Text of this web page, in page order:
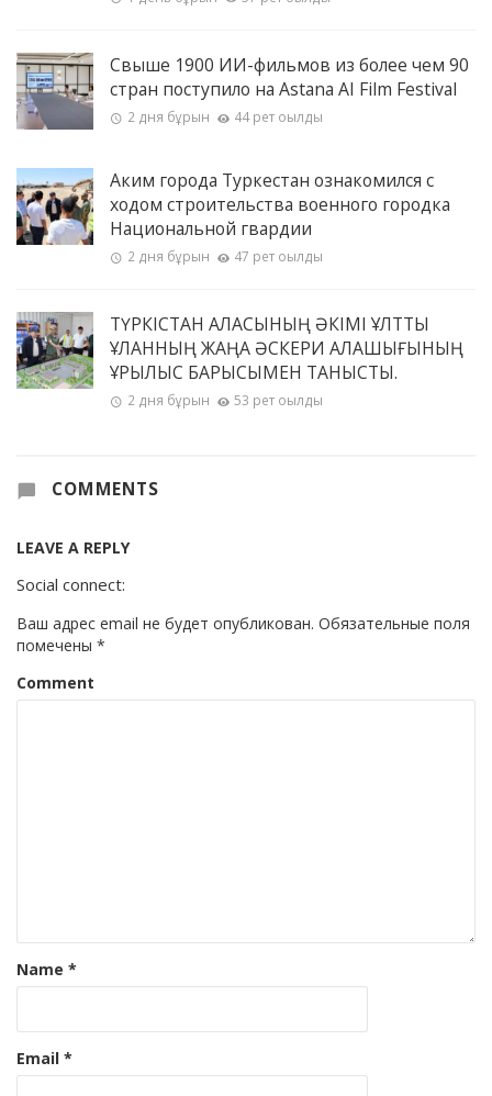
Свыше 1900 ИИ-фильмов из более чем 90
стран поступило на Astana AI Film Festival
2 дня бұрын 44 рет оқылды
Аким города Туркестан ознакомился с
ходом строительства военного городка
Национальной гвардии
2 дня бұрын 47 рет оқылды
ТҮРКІСТАН ҚАЛАСЫНЫҢ ӘКІМІ ҰЛТТЫҚ
ҰЛАННЫҢ ЖАҢА ӘСКЕРИ ҚАЛАШЫҒЫНЫҢ
ҚҰРЫЛЫС БАРЫСЫМЕН ТАНЫСТЫ.
2 дня бұрын 53 рет оқылды
COMMENTS
LEAVE A REPLY
Social connect:
Ваш адрес email не будет опубликован. Обязательные поля
помечены *
Comment
Name *
Email *